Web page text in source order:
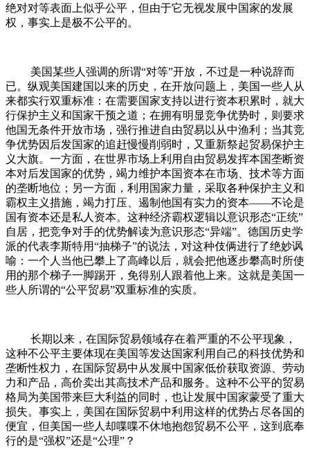
绝对对等表面上似乎公平，但由于它无视发展中国家的发展
权，事实上是极不公平的。
美国某些人强调的所谓“对等”开放，不过是一种说辞而
已。纵观美国建国以来的历史，在开放问题上，美国一些人从
来都实行双重标准：在需要国家支持以进行资本积累时，就大
行保护主义和国家干预之道；在拥有明显竞争优势时，则要求
他国无条件开放市场，强行推进自由贸易以从中渔利；当其竞
争优势因后发国家的追赶慢慢削弱时，又重新祭起贸易保护主
义大旗。一方面，在世界市场上利用自由贸易发挥本国垄断资
本对后发国家的优势，竭力维护本国资本在市场、技术等方面
的垄断地位；另一方面，利用国家力量，采取各种保护主义和
霸权主义措施，竭力打压、遏制他国有实力的资本——不论是
国有资本还是私人资本。这种经济霸权逻辑以意识形态“正统”
自居，把竞争对手的优势解读为意识形态“异端”。德国历史学
派的代表李斯特用“抽梯子”的说法，对这种伎俩进行了绝妙讽
喻：一个人当他已攀上了高峰以后，就会把他逐步攀高时所使
用的那个梯子一脚踢开，免得别人跟着他上来。这就是美国一
些人所谓的“公平贸易”双重标准的实质。
长期以来，在国际贸易领域存在着严重的不公平现象，
这种不公平主要体现在美国等发达国家利用自己的科技优势和
垄断性权力，在国际贸易中从发展中国家低价获取资源、劳动
力和产品，高价卖出其高技术产品和服务。这种不公平的贸易
格局为美国带来巨大利益的同时，也让发展中国家蒙受了重大
损失。事实上，美国在国际贸易中利用这样的优势占尽各国的
便宜，但美国一些人却喋喋不休地抱怨贸易不公平，这到底奉
行的是“强权”还是“公理”？